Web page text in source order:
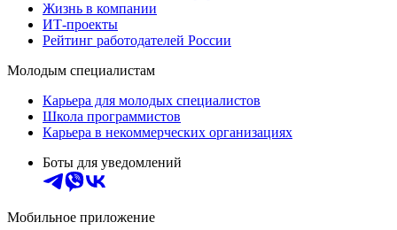
Жизнь в компании
ИТ-проекты
Рейтинг работодателей России
Молодым специалистам
Карьера для молодых специалистов
Школа программистов
Карьера в некоммерческих организациях
Боты для уведомлений
Мобильное приложение